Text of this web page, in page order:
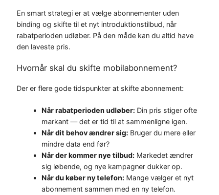
En smart strategi er at vælge abonnementer uden
binding og skifte til et nyt introduktionstilbud, når
rabatperioden udløber. På den måde kan du altid have
den laveste pris.
Hvornår skal du skifte mobilabonnement?
Der er flere gode tidspunkter at skifte abonnement:
Når rabatperioden udløber: Din pris stiger ofte
markant — det er tid til at sammenligne igen.
Når dit behov ændrer sig: Bruger du mere eller
mindre data end før?
Når der kommer nye tilbud: Markedet ændrer
sig løbende, og nye kampagner dukker op.
Når du køber ny telefon: Mange vælger et nyt
abonnement sammen med en ny telefon.